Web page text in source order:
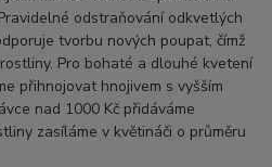
odstraňování odkvetlých
tvorbu nových poupat, čímž
Pro bohaté a dlouhé kvetení
přihnojovat hnojivem s vyšším
nad 1000 Kč přidáváme
zasíláme v květináči o průměru